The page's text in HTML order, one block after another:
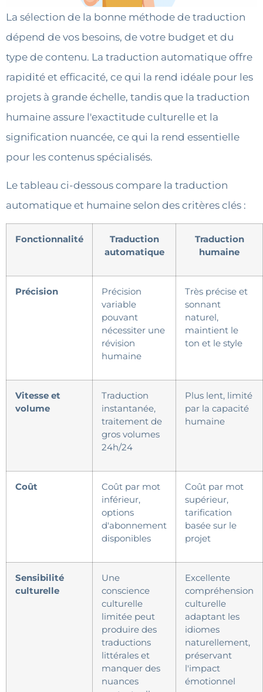
La sélection de la bonne méthode de traduction
dépend de vos besoins, de votre budget et du
type de contenu. La traduction automatique offre
rapidité et efficacité, ce qui la rend idéale pour les
projets à grande échelle, tandis que la traduction
humaine assure l'exactitude culturelle et la
signification nuancée, ce qui la rend essentielle
pour les contenus spécialisés.
Le tableau ci-dessous compare la traduction
automatique et humaine selon des critères clés :
Fonctionnalité
Traduction
automatique
Traduction
humaine
Précision
Précision
variable
pouvant
nécessiter une
révision
humaine
Très précise et
sonnant
naturel,
maintient le
ton et le style
Vitesse et
volume
Traduction
instantanée,
traitement de
gros volumes
24h/24
Plus lent, limité
par la capacité
humaine
Coût
Coût par mot
inférieur,
options
d'abonnement
disponibles
Coût par mot
supérieur,
tarification
basée sur le
projet
Sensibilité
culturelle
Une
conscience
culturelle
limitée peut
produire des
traductions
littérales et
manquer des
nuances
Excellente
compréhension
culturelle
adaptant les
idiomes
naturellement,
préservant
l'impact
émotionnel